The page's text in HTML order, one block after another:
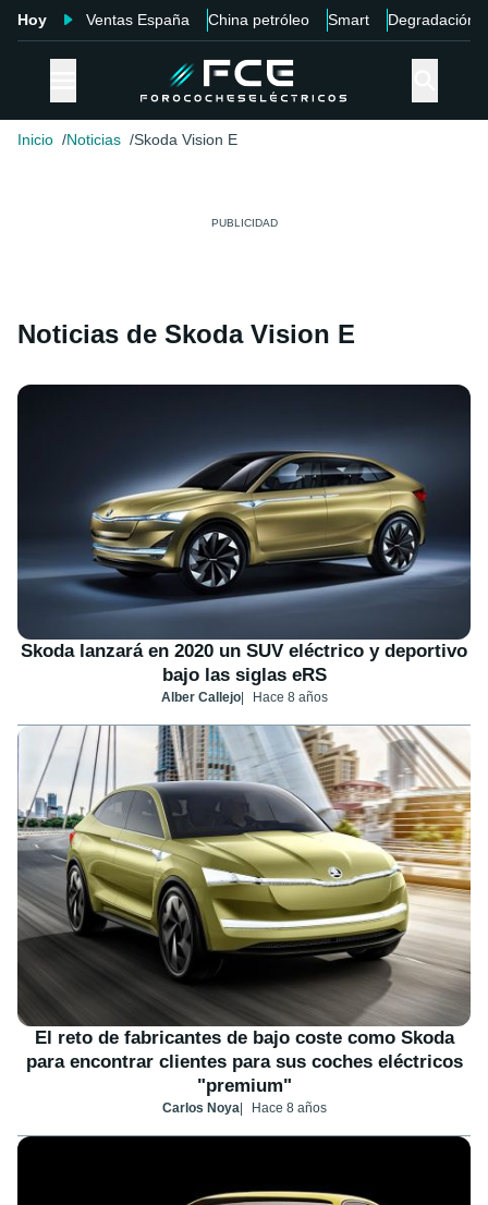
Hoy Ventas España China petróleo Smart Degradación
Inicio Noticias Skoda Vision E
Noticias de Skoda Vision E
Skoda lanzará en 2020 un SUV eléctrico y deportivo
bajo las siglas eRS
Alber Callejo Hace 8 años
El reto de fabricantes de bajo coste como Skoda
para encontrar clientes para sus coches eléctricos
"premium"
Carlos Noya Hace 8 años